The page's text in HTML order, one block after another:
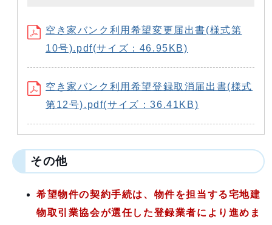
空き家バンク利用希望変更届出書(様式第
10号).pdf(サイズ：46.95KB)
空き家バンク利用希望登録取消届出書(様式
第12号).pdf(サイズ：36.41KB)
その他
希望物件の契約手続は、物件を担当する宅地建
物取引業協会が選任した登録業者により進めま